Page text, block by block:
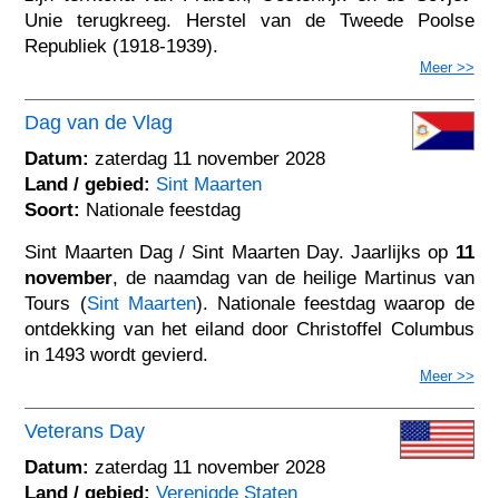
Unie terugkreeg. Herstel van de Tweede Poolse
Republiek (1918-1939).
Meer >>
Dag van de Vlag
Datum: zaterdag 11 november 2028
Land / gebied: Sint Maarten
Soort: Nationale feestdag
Sint Maarten Dag / Sint Maarten Day. Jaarlijks op 11
november, de naamdag van de heilige Martinus van
Tours (Sint Maarten). Nationale feestdag waarop de
ontdekking van het eiland door Christoffel Columbus
in 1493 wordt gevierd.
Meer >>
Veterans Day
Datum: zaterdag 11 november 2028
Land / gebied: Verenigde Staten